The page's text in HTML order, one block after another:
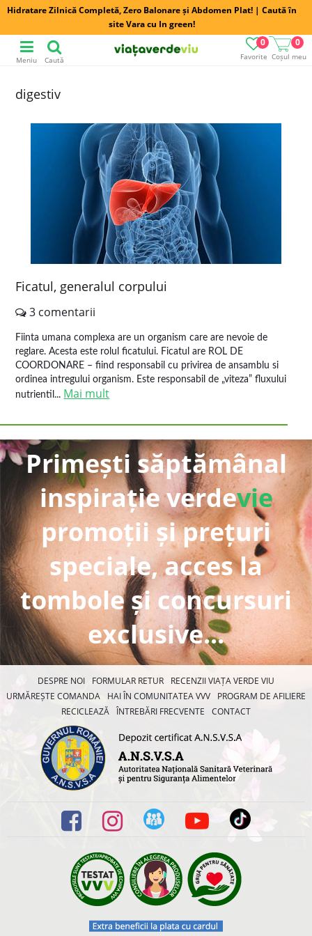
Hidratare Zilnică Completă, Zero Balonare și Abdomen Plat! | Caută în
site Vara cu In green!
Favorite
0
Coșul meu
0
Meniu Caută
digestiv
Ficatul, generalul corpului
3 comentarii
Fiinta umana complexa are un organism care are nevoie de
reglare. Acesta este rolul ficatului. Ficatul are ROL DE
COORDONARE – fiind responsabil cu privirea de ansamblu si
ordinea intregului organism. Este responsabil de „viteza” fluxului
nutrientil... Mai mult
Primești săptămânal
inspirație verdevie
promoții și prețuri
speciale, acces la
tombole și concursuri
exclusive...
DESPRE NOI FORMULAR RETUR
RECENZII VIAȚA VERDE VIU
URMĂREȘTE COMANDA
HAI ÎN COMUNITATEA VVV
PROGRAM DE AFILIERE
RECICLEAZĂ ÎNTREBĂRI FRECVENTE CONTACT